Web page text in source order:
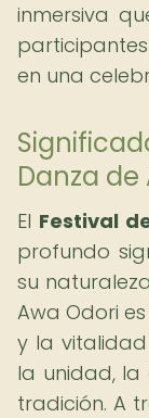
inmersiva
en una
Danza
El Festival
profundo
su
Awa Odori
y la
la unidad, la
tradición. A